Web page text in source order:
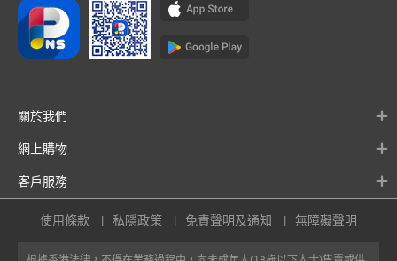
關於我們
網上購物
客戶服務
使用條款 私隱政策 免責聲明及通知 無障礙聲明